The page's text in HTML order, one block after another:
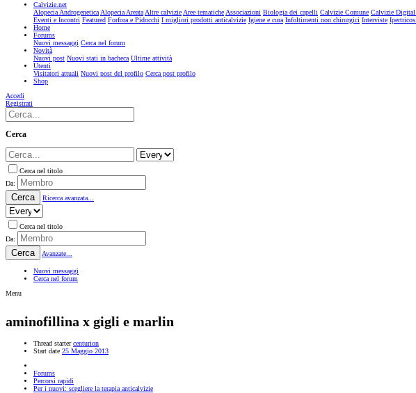
Calvizie.net
Alopecia AndrogeneticaAlopecia AreataAltre calvizieAree tematicheAssociazioni Biologia dei capelli Calvizie Comune Calvizie Digital
Eventi e Incontri Featured Forfora e Pidocchi I migliori prodotti anticalvizie Igiene e cura Infoltimenti non chirurgici Interviste
Home
Forums
Nuovi messaggi Cerca nel forum
Novità
Nuovi post Nuovi stati in bacheca Ultime attività
Utenti
Visitatori attuali Nuovi post del profilo Cerca post profilo
Shop
Accedi
Registrati
Cerca
Cerca nel titolo
Da:
Cerca Ricerca avanzata...
Cerca nel titolo
Da:
Cerca Avanzate...
Nuovi messaggi
Cerca nel forum
Menu
aminofillina x gigli e marlin
Thread starter centurion
Start date 25 Maggio 2013
Forums
Percorsi rapidi
Per i nuovi: scegliere la terapia anticalvizie